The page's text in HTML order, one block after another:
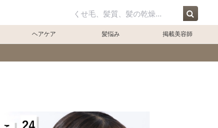
ヘアケア 髪悩み 掲載美容師